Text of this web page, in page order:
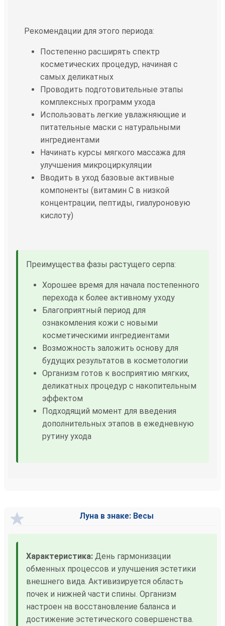
Рекомендации для этого периода:
Постепенно расширять спектр
косметических процедур, начиная с
самых деликатных
Проводить подготовительные этапы
комплексных программ ухода
Использовать легкие увлажняющие и
питательные маски с натуральными
ингредиентами
Начинать курсы мягкого массажа для
улучшения микроциркуляции
Вводить в уход базовые активные
компоненты (витамин С в низкой
концентрации, пептиды, гиалуроновую
кислоту)
Преимущества фазы растущего серпа:
Хорошее время для начала постепенного
перехода к более активному уходу
Благоприятный период для
ознакомления кожи с новыми
косметическими ингредиентами
Возможность заложить основу для
будущих результатов в косметологии
Организм готов к восприятию мягких,
деликатных процедур с накопительным
эффектом
Подходящий момент для введения
дополнительных этапов в ежедневную
рутину ухода
Луна в знаке: Весы
Характеристика: День гармонизации
обменных процессов и улучшения эстетики
внешнего вида. Активизируется область
почек и нижней части спины. Организм
настроен на восстановление баланса и
достижение эстетического совершенства.